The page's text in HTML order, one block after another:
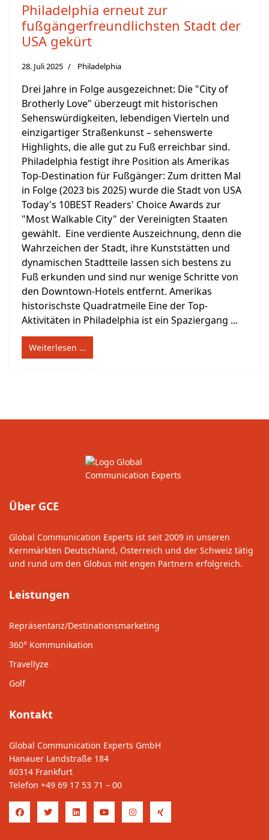
Philadelphia erneut zur
fußgängerfreundlichsten Stadt der
USA gekürt
28. Juli 2025 Philadelphia
Drei Jahre in Folge ausgezeichnet: Die "City of
Brotherly Love" überzeugt mit historischen
Sehenswürdigkeiten, lebendigen Vierteln und
einzigartiger Straßenkunst – sehenswerte
Highlights, die alle gut zu Fuß erreichbar sind.
Philadelphia festigt ihre Position als Amerikas
Top-Destination für Fußgänger: Zum dritten Mal
in Folge (2023 bis 2025) wurde die Stadt von USA
Today's 10BEST Readers' Choice Awards zur
"Most Walkable City" der Vereinigten Staaten
gewählt. Eine verdiente Auszeichnung, denn die
Wahrzeichen der Stadt, ihre Kunststätten und
dynamischen Stadtteile lassen sich bestens zu
Fuß erkunden und sind nur wenige Schritte von
den Downtown-Hotels entfernt. Amerikas
historischste Quadratmeile Eine der Top-
Aktivitäten in Philadelphia ist ein Spaziergang ...
Weiterlesen …
Über GCE
Global Communication Experts ist seit 2009 in unseren
Kernmärkten Deutschland, Österreich und der Schweiz tätig
und rund um den Globus mit engen Partnern erfolgreich.
Leistungen
Repräsentanz/Destinationsmarketing
360° Kommunikation
Travellyze
Golf
Kontakt
Global Communication Experts GmbH
Hanauer Landstraße 184
60314 Frankfurt
Telefon +49 69 17 53 71 – 00